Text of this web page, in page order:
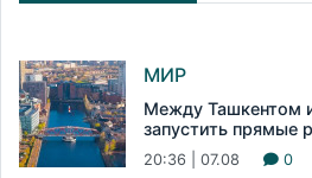
МИР
Между Ташкентом
запустить прямые
20:36 | 07.08 0